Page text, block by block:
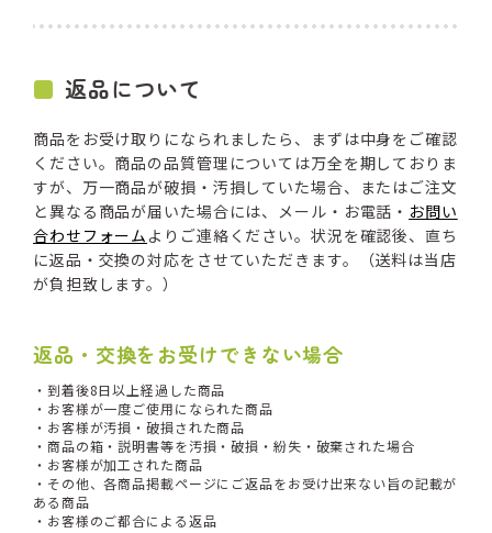
返品について
商品をお受け取りになられましたら、まずは中身をご確認
ください。商品の品質管理については万全を期しておりま
すが、万一商品が破損・汚損していた場合、またはご注文
と異なる商品が届いた場合には、メール・お電話・ お問い
合わせフォーム よりご連絡ください。状況を確認後、直ち
に返品・交換の対応をさせていただきます。（送料は当店
が負担致します。）
返品・交換をお受けできない場合
・到着後8日以上経過した商品
・お客様が一度ご使用になられた商品
・お客様が汚損・破損された商品
・商品の箱・説明書等を汚損・破損・紛失・破棄された場合
・お客様が加工された商品
・その他、各商品掲載ページにご返品をお受け出来ない旨の記載が
ある商品
・お客様のご都合による返品